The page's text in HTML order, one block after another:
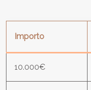
Importo
10.000€